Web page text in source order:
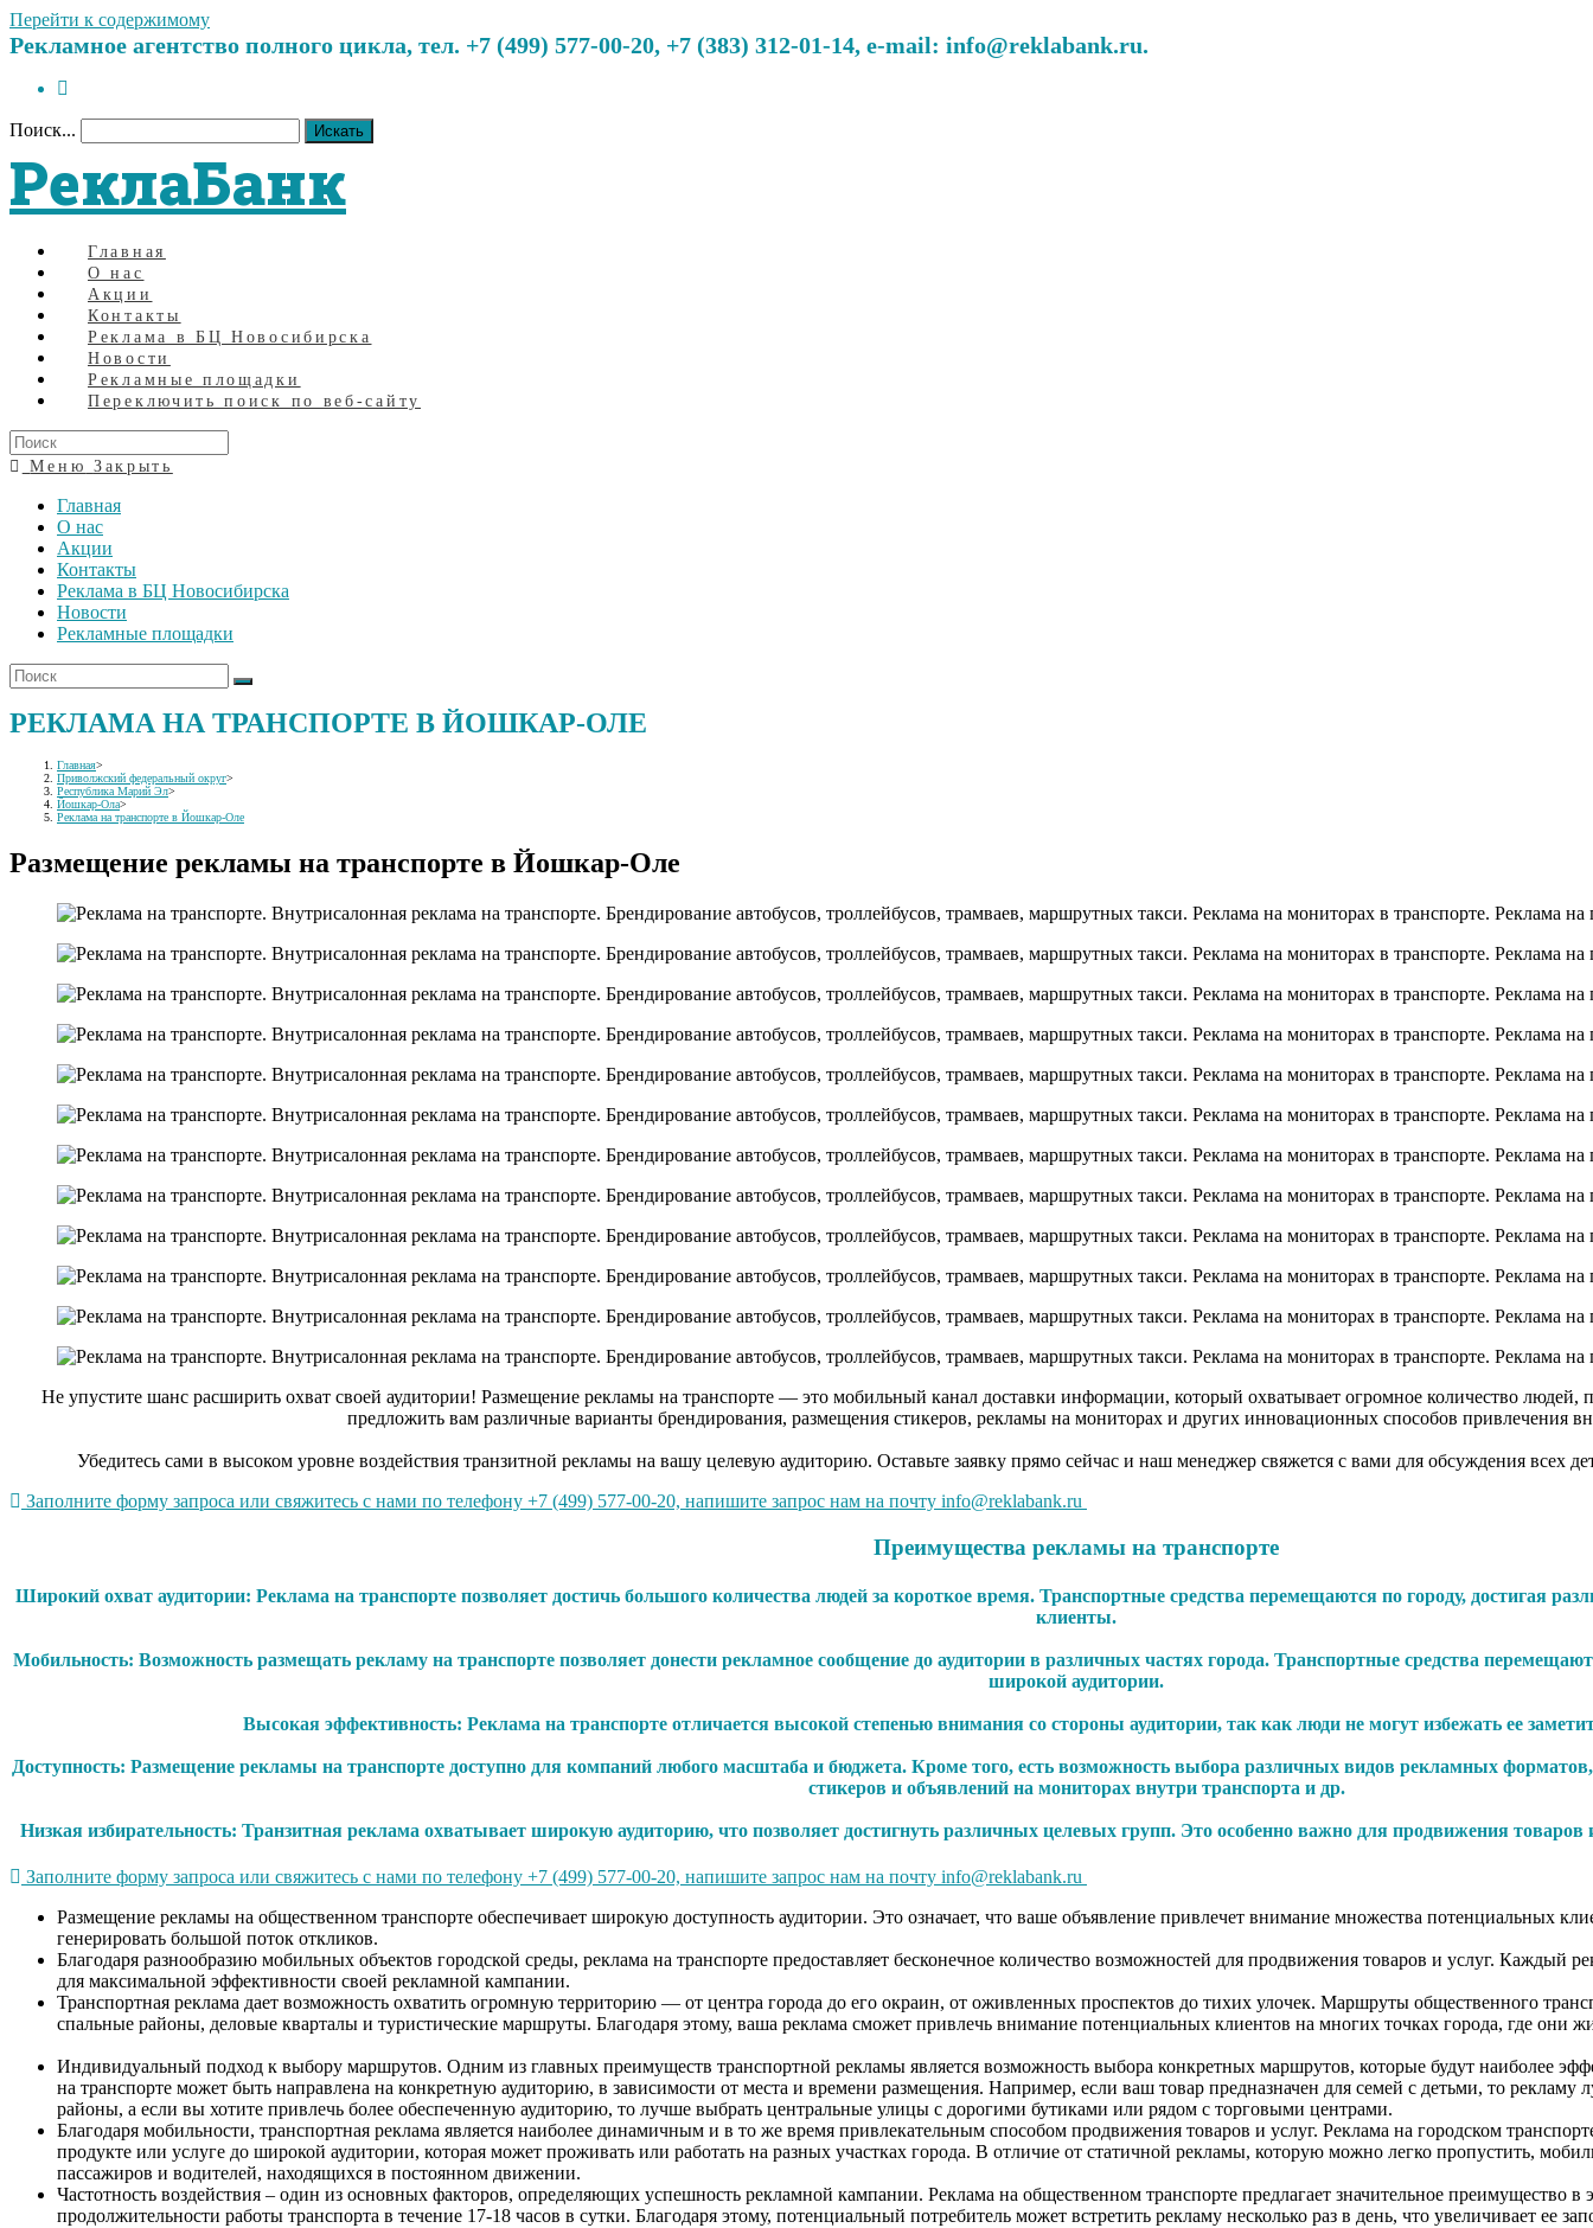
Перейти к содержимому
Рекламное агентство полного цикла, тел. +7 (499) 577-00-20, +7 (383) 312-01-14, e-mail: info@reklabank.ru.
Поиск... Искать
РеклаБанк
Главная
О нас
Акции
Контакты
Реклама в БЦ Новосибирска
Новости
Рекламные площадки
Переключить поиск по веб-сайту
Меню Закрыть
Главная
О нас
Акции
Контакты
Реклама в БЦ Новосибирска
Новости
Рекламные площадки
РЕКЛАМА НА ТРАНСПОРТЕ В ЙОШКАР-ОЛЕ
Главная>
Приволжский федеральный округ>
Республика Марий Эл>
Йошкар-Ола>
Реклама на транспорте в Йошкар-Оле
Размещение рекламы на транспорте в Йошкар-Оле
Не упустите шанс расширить охват своей аудитории! Размещение рекламы на транспорте — это мобильный канал доставки информации, который охватывает огромное количество
предложить вам различные варианты брендирования, размещения стикеров, рекламы на мониторах и других инновационных способов привлечения
Убедитесь сами в высоком уровне воздействия транзитной рекламы на вашу целевую аудиторию. Оставьте заявку прямо сейчас и наш менеджер свяжется с вами для обсуждения всех
Заполните форму запроса или свяжитесь с нами по телефону +7 (499) 577-00-20, напишите запрос нам на почту info@reklabank.ru
Преимущества рекламы на транспорте
Широкий охват аудитории: Реклама на транспорте позволяет достичь большого количества людей за короткое время. Транспортные средства перемещаются по городу, достигая
клиенты.
Мобильность: Возможность размещать рекламу на транспорте позволяет донести рекламное сообщение до аудитории в различных частях города. Транспортные средства
широкой аудитории.
Высокая эффективность: Реклама на транспорте отличается высокой степенью внимания со стороны аудитории, так как люди не могут избежать ее
Доступность: Размещение рекламы на транспорте доступно для компаний любого масштаба и бюджета. Кроме того, есть возможность выбора различных видов рекламных
стикеров и объявлений на мониторах внутри транспорта и др.
Низкая избирательность: Транзитная реклама охватывает широкую аудиторию, что позволяет достигнуть различных целевых групп. Это особенно важно для продвижения
Заполните форму запроса или свяжитесь с нами по телефону +7 (499) 577-00-20, напишите запрос нам на почту info@reklabank.ru
Размещение рекламы на общественном транспорте обеспечивает широкую доступность аудитории. Это означает, что ваше объявление привлечет внимание множества потенциальных
генерировать большой поток откликов.
Благодаря разнообразию мобильных объектов городской среды, реклама на транспорте предоставляет бесконечное количество возможностей для продвижения товаров и услуг.
для максимальной эффективности своей рекламной кампании.
Транспортная реклама дает возможность охватить огромную территорию — от центра города до его окраин, от оживленных проспектов до тихих улочек. Маршруты общественного
спальные районы, деловые кварталы и туристические маршруты. Благодаря этому, ваша реклама сможет привлечь внимание потенциальных клиентов на многих точках
Индивидуальный подход к выбору маршрутов. Одним из главных преимуществ транспортной рекламы является возможность выбора конкретных маршрутов, которые будут наиболее
на транспорте может быть направлена на конкретную аудиторию, в зависимости от места и времени размещения. Например, если ваш товар предназначен для семей с детьми, то рекламу
районы, а если вы хотите привлечь более обеспеченную аудиторию, то лучше выбрать центральные улицы с дорогими бутиками или рядом с
Благодаря мобильности, транспортная реклама является наиболее динамичным и в то же время привлекательным способом продвижения товаров и услуг. Реклама на городском
продукте или услуге до широкой аудитории, которая может проживать или работать на разных участках города. В отличие от статичной рекламы, которую можно легко пропустить,
пассажиров и водителей, находящихся в постоянном
Частотность воздействия – один из основных факторов, определяющих успешность рекламной кампании. Реклама на общественном транспорте предлагает значительное преимущество в
продолжительности работы транспорта в течение 17-18 часов в сутки. Благодаря этому, потенциальный потребитель может встретить рекламу несколько раз в день, что